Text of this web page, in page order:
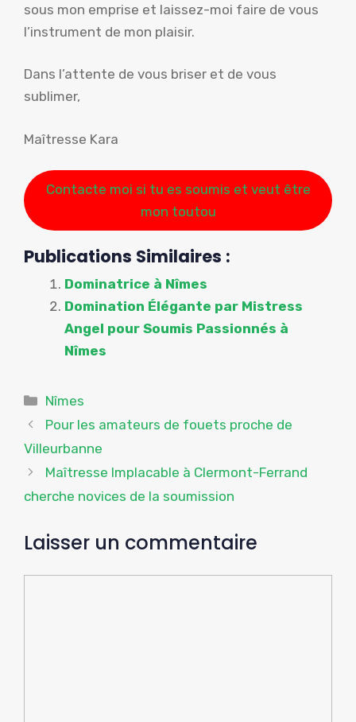
sous mon emprise et laissez-moi faire de vous
l’instrument de mon plaisir.
Dans l’attente de vous briser et de vous
sublimer,
Maîtresse Kara
Contacte moi si tu es soumis et veut être
mon toutou
Publications Similaires :
Dominatrice à Nîmes
Domination Élégante par Mistress
Angel pour Soumis Passionnés à
Nîmes
Catégories
Nîmes
Pour les amateurs de fouets proche de
Villeurbanne
Maîtresse Implacable à Clermont-Ferrand
cherche novices de la soumission
Laisser un commentaire